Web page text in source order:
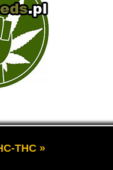
temat marihuany oraz
THC »